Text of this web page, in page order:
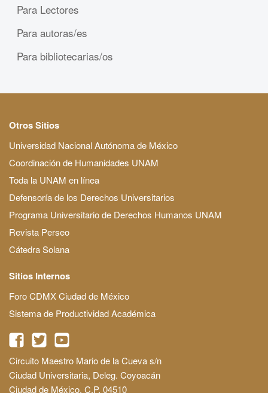
Para Lectores
Para autoras/es
Para bibliotecarias/os
Otros Sitios
Universidad Nacional Autónoma de México
Coordinación de Humanidades UNAM
Toda la UNAM en línea
Defensoría de los Derechos Universitarios
Programa Universitario de Derechos Humanos UNAM
Revista Perseo
Cátedra Solana
Sitios Internos
Foro CDMX Ciudad de México
Sistema de Productividad Académica
Circuito Maestro Mario de la Cueva s/n
Ciudad Universitaria, Deleg. Coyoacán
Ciudad de México, C.P. 04510